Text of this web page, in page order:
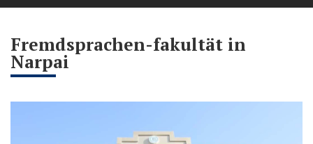
Fremdsprachen-fakultät in
Narpai